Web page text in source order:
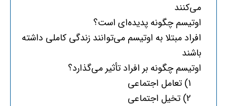
می‌کنند
اوتیسم چگونه پدیده‌ای است؟
افراد مبتلا به اوتیسم می‌توانند زندگی کاملی داشته
باشند
اوتیسم چگونه بر افراد تأثیر می‌گذارد؟
1) تعامل اجتماعی
2) تخیل اجتماعی